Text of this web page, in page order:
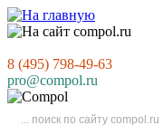
8 (495) 798-49-63
pro@compol.ru